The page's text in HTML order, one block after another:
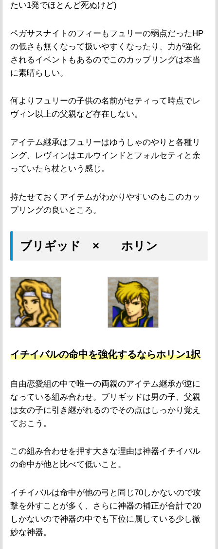
たい1発でほとんど死ぬけど)
ペガサスナイトのフィーもフュリーの弱点だったHP
の低さも無くなって扱いやすくなったり、力が強化
されるイベントもあるのでこのカップリングは本当
に素晴らしい。
何よりフュリーの子供の名前がセティって時点でレ
ヴィン以上の父親など存在しない。
アイテム継承はフュリーはゆうしゃのやりと各種リ
ング、レヴィンはエルウインドとフォルセティと余
っていたら杖という感じ。
持たせておくアイテムがわかりやすいのもこのカッ
プリングの良いところ。
ブリギッド × ホリン
イチイバルの命中を強化するならホリン1択
自由恋愛組の中で唯一の両親のアイテム継承が逆に
なっている組み合わせ。ブリギッドは男の子、父親
は女の子に引き継がれるのでその点はしっかり覚え
ておこう。
この組み合わせを押す大きな理由は神器イチイバル
の命中が他と比べて低いこと。
イチイバルは命中が他の弓と同じ70しかないので攻
撃を外すことが多く、さらに神器の補正が合計で20
しかないので神器の中でも下位に属している少し微
妙な神器。